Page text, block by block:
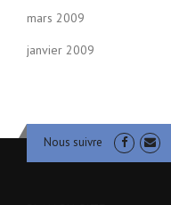
mars 2009
janvier 2009
Nous suivre